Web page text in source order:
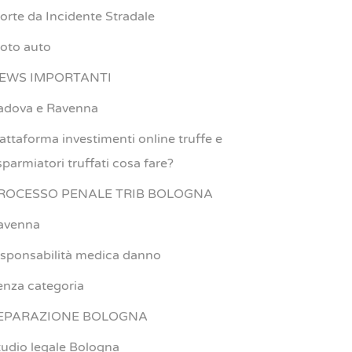
da Incidente Stradale
auto
IMPORTANTI
e Ravenna
investimenti online truffe e
truffati cosa fare?
PENALE TRIB BOLOGNA
medica danno
categoria
BOLOGNA
legale Bologna